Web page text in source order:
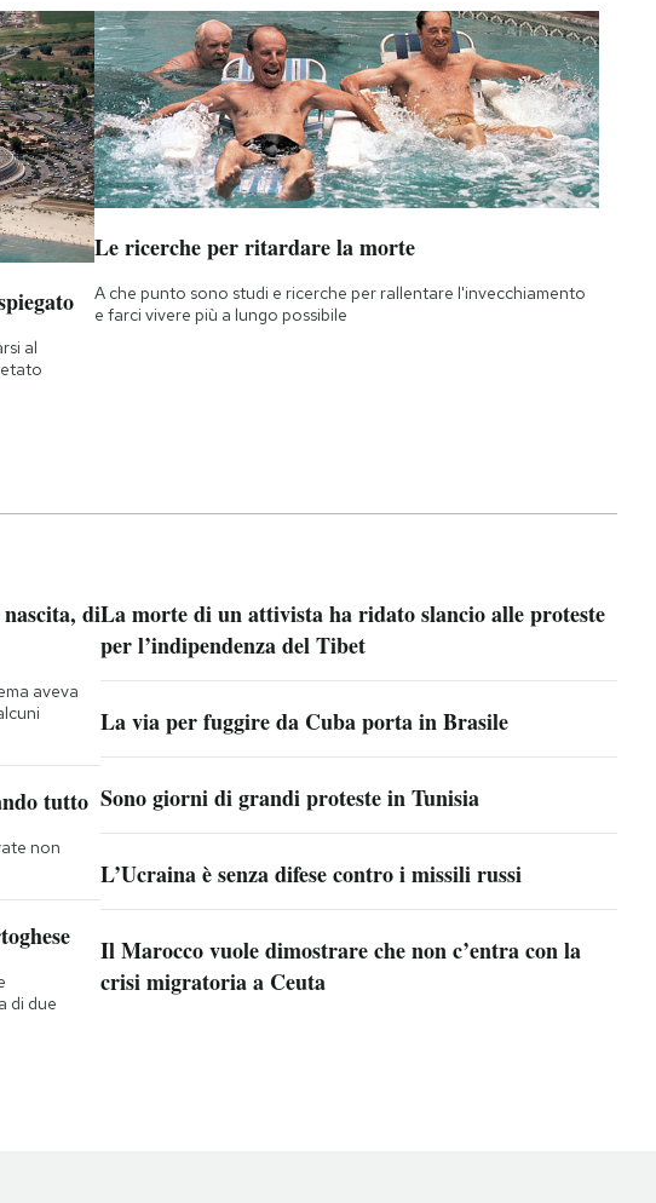
al
Le ricerche per ritardare la morte
A che punto sono studi e ricerche per rallentare l'invecchiamento
e farci vivere più a lungo possibile
di
aveva
tutto
non
di due
La morte di un attivista ha ridato slancio alle proteste
per l’indipendenza del Tibet
La via per fuggire da Cuba porta in Brasile
Sono giorni di grandi proteste in Tunisia
L’Ucraina è senza difese contro i missili russi
Il Marocco vuole dimostrare che non c’entra con la
crisi migratoria a Ceuta